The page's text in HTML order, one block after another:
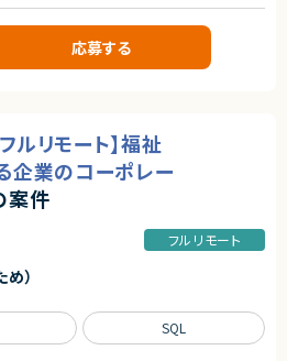
推進する部門と連携しています。
事業の立ち上げを事業計画フェーズから支
課題の解決といった事業部支援
モダン化をインフラ、アプリケーションの
だからこそ俯瞰的に課題を見極め、全体
して施策を考えるだけでなく、主担当となる
ムと共に事業に深くコミットしていただく
Apriso（APRISO）」を用いた開発・導入
援を中心に、要件定義から設計フェーズま
たシステム開発・導入業務
／在庫管理／品質管理）の業務要件整理
連携対応
入または開発経験
応募する
ルリモート】福祉
企業のコーポレー
案件
）
フルリモート
SQL